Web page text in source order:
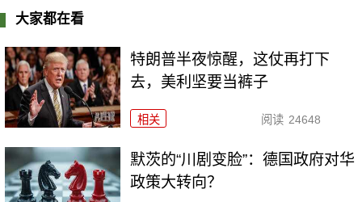
大家都在看
特朗普半夜惊醒，这仗再打下
去，美利坚要当裤子
相关 阅读 24648
默茨的“川剧变脸”：德国政府对华
政策大转向？